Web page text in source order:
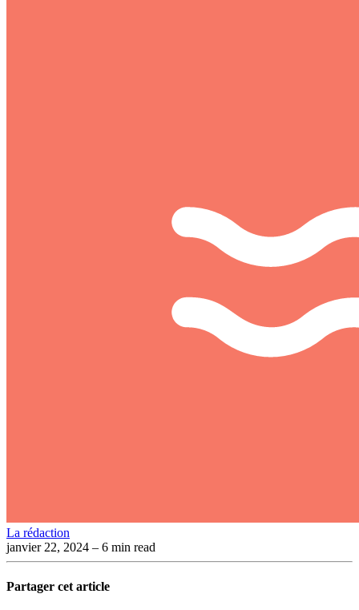
La rédaction
janvier 22, 2024 – 6 min read
Partager cet article